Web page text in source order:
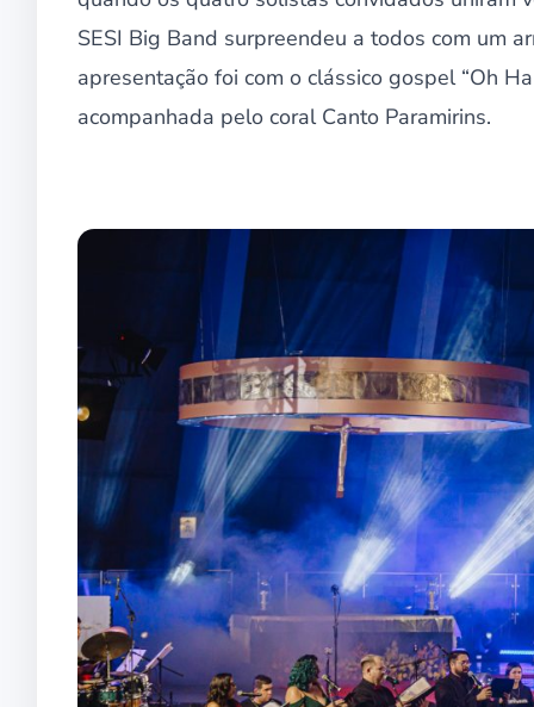
SESI Big Band surpreendeu a todos com um
apresentação foi com o clássico gospel “Oh
acompanhada pelo coral Canto Paramirins.